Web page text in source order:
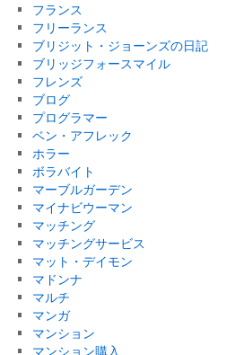
フランス
フリーランス
ブリジット・ジョーンズの日記
ブリッジフォースマイル
フレンズ
ブログ
プログラマー
ベン・アフレック
ホラー
ボラバイト
マーブルガーデン
マイナビウーマン
マッチング
マッチングサービス
マット・デイモン
マドンナ
マルチ
マンガ
マンション
マンション購入